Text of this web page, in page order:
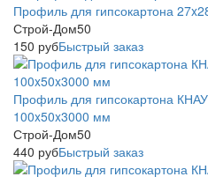
Профиль для гипсокартона
Строй-Дом50
150 рубБыстрый заказ
Профиль для гипсокартона
100x50x3000 мм
Строй-Дом50
440 рубБыстрый заказ